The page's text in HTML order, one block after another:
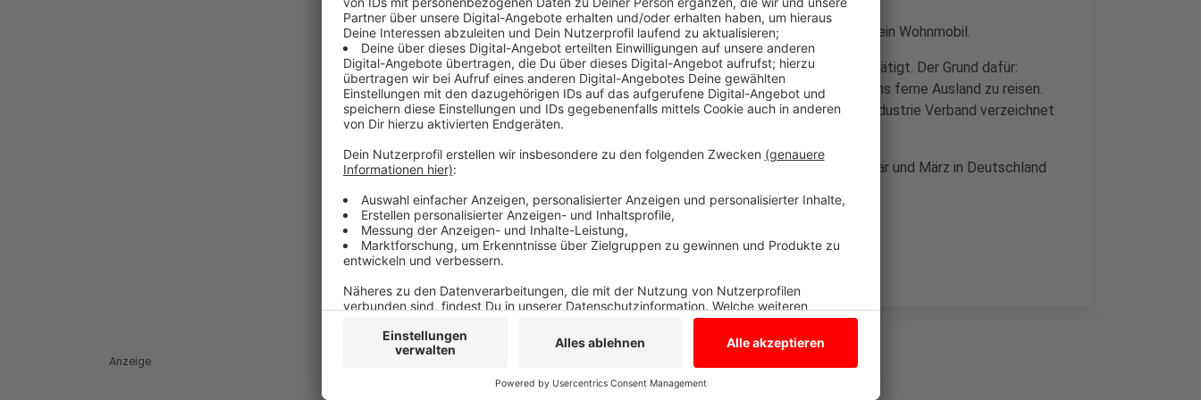
Die Menschen in der RADIO RST-Region kaufen sich immer öfter ein Wohnmobil.
Das hat ein Sprecher von Reisemobile Brüggemann in Rheine bestätigt. Der Grund dafür:
Urlauber bleiben aktuell lieber in Deutschland und Umgebung als ins ferne Ausland zu reisen.
Auch Deutschlandweit zeigt sich dieser Trend - der Caravaning Industrie Verband verzeichnet
schon jetzt für 2019 ein Rekordergebnis.
Rund 18.000 Reisemobile und Wohnwagen wurden zwischen Januar und März in Deutschland
Anzeige
Anzeige